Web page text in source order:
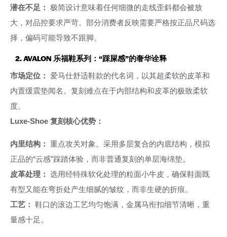
潜在不足： 极简设计意味着任何细微的走线歪斜都会被放
大，对品控要求严苛。部分消费者反映需要严格按正品尺码选
择，偏码可能导致不跟脚。
2. AVALON 乐福鞋系列：“踩屎感”的奢华诠释
市场定位：
爱马仕舒适鞋款的代名词，以其超柔软的皮革和
内置缓震垫闻名。复刻难点在于内部结构和皮革的极致柔软
度。
Luxe-Shoe 复刻核心优势：
内里结构： 重点攻关对象。采用多层复合的内底结构，模拟
正品的“云感”踩踏体验，而非普通复刻的单层海绵垫。
皮革处理： 选用经特殊软化处理的粒面小牛皮，确保鞋面既
有型又能在弯折处产生细腻的皱纹，而非生硬的折痕。
工艺： 鞋口的滚边工艺均匀饱满，金属马衔扣细节清晰，重
量感十足。